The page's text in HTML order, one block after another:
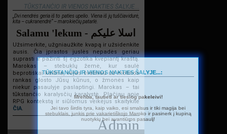
TŪKSTANČIO IR VIENOS NAKTIES ŠALYJE...
„Dvi nendrės geria iš to paties upelio. Viena iš jų tuščiavidurė,
kita – cukranendrė“ – marokiečių patarlė.
Salamu 'lekum - اسلا عليكم
Užsimerkite, užgniaužkite kvapą ir užsidenkite
ausis. Čia įprastos juslės nepadės geriau
suprasti ir pažinti šį egzotika kvepiantį kraštą.
Marokas – stebuklų žemė, kur saulė
beprotiškai kaitina, vėjas švelniau už motinos
rankas glosto Jūsų kūnus, o žmonės kaip
niekur pasaulyje paslaptingi. Marokas – tai
tūkstančio karalysčių karalystė. Plačiau apie
RPG kontekstą ir siūlomus veikėjus skaitykite
ČIA.
Admin
TŪKSTANČIO IR VIENOS NAKTIES ŠALYJE...:
Mrehba, tautieti ar tiesiog pakeleivi!
Jei tavo širdis tyra, kaip vaiko, esi smalsus ir tiki magija bei
stebuklais, junkis prie vakarietiškojo Maroko ir pasinerk į kupiną
nuotykių bei avantiūros pasaulį!